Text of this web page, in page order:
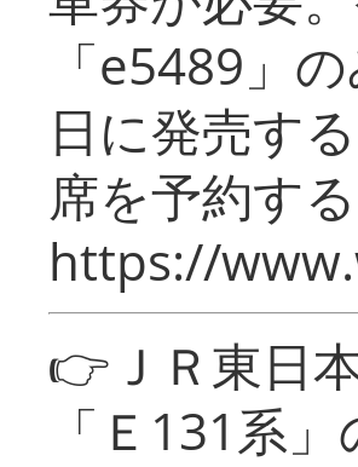
「e5489」
日に発売す
席を予約する
https://
👉ＪＲ東日
「Ｅ131系